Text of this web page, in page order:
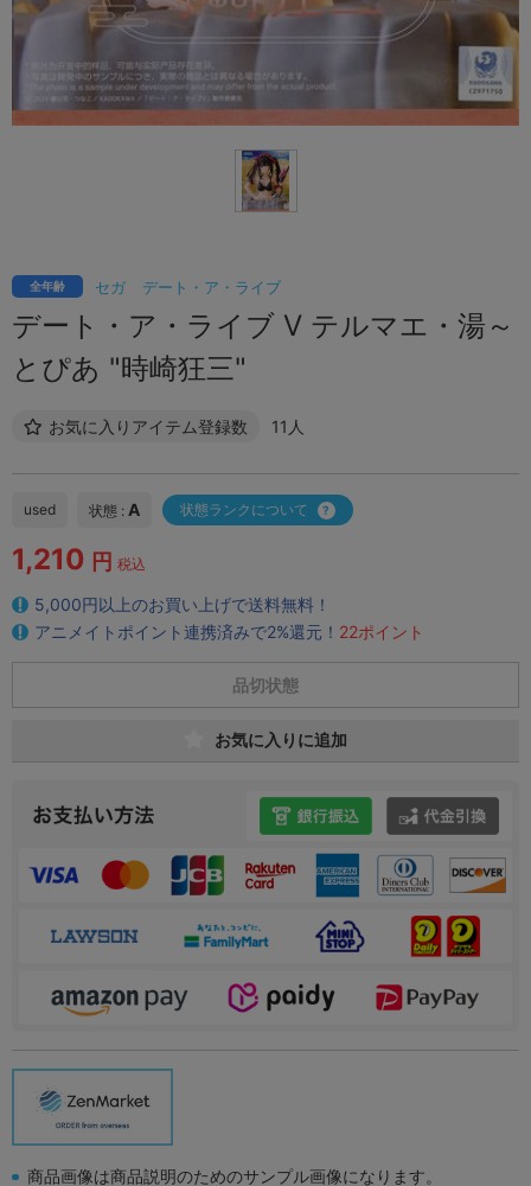
セガ デート・ア・ライブ
全年齢
デート・ア・ライブ V テルマエ・湯～
とぴあ "時崎狂三"
お気に入りアイテム登録数 11人
used 状態 : A 状態ランクについて
1,210 円 税込
5,000円以上のお買い上げで送料無料！
アニメイトポイント連携済みで2%還元！ 22ポイント
品切状態
お気に入りに追加
商品画像は商品説明のためのサンプル画像になります。